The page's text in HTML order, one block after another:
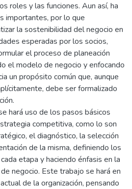
roles y las funciones. Aun así, ha
importantes, por lo que
la sostenibilidad del negocio en
esperadas por los socios,
el proceso de planeación
el modelo de negocio y enfocando
un propósito común que, aunque
debe ser formalizado
hará uso de los pasos básicos
competitiva, como lo son
el diagnóstico, la selección
de la misma, definiendo los
etapa y haciendo énfasis en la
negocio. Este trabajo se hará en
de la organización, pensando